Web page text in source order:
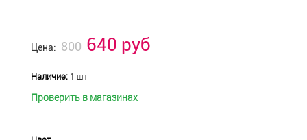
Цена: 800 640 руб
Наличие: 1 шт
Проверить в магазинах